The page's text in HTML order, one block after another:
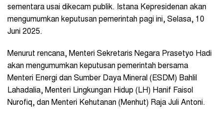
sementara usai dikecam publik. Istana Kepresidenan akan
mengumumkan keputusan pemerintah pagi ini, Selasa, 10
Juni 2025.
Menurut rencana, Menteri Sekretaris Negara Prasetyo Hadi
akan mengumumkan keputusan pemerintah bersama
Menteri Energi dan Sumber Daya Mineral (ESDM) Bahlil
Lahadalia, Menteri Lingkungan Hidup (LH) Hanif Faisol
Nurofiq, dan Menteri Kehutanan (Menhut) Raja Juli Antoni.